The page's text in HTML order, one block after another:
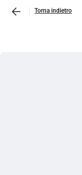
Torna indietro